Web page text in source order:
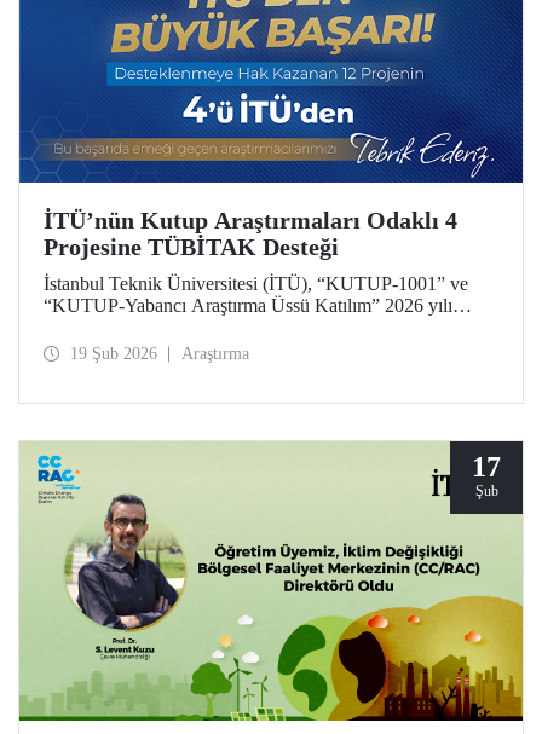
İTÜ’nün Kutup Araştırmaları Odaklı 4
Projesine TÜBİTAK Desteği
İstanbul Teknik Üniversitesi (İTÜ), “KUTUP-1001” ve
“KUTUP-Yabancı Araştırma Üssü Katılım” 2026 yılı
kazandı. Toplam 12 proje arasında İTÜ’den 4 projenin yer
19 Şub 2026 Araştırma
17
Şub